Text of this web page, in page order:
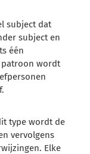
subject dat
subject en
één
patroon wordt
type wordt de
vervolgens
Elke